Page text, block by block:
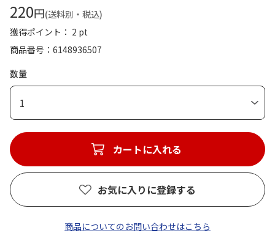
220円(送料別・税込)
獲得ポイント： 2 pt
商品番号
6148936507
数量
1
カートに入れる
お気に入りに登録する
商品についてのお問い合わせはこちら